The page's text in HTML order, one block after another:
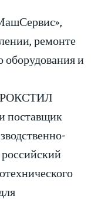
ремонте
оборудования и